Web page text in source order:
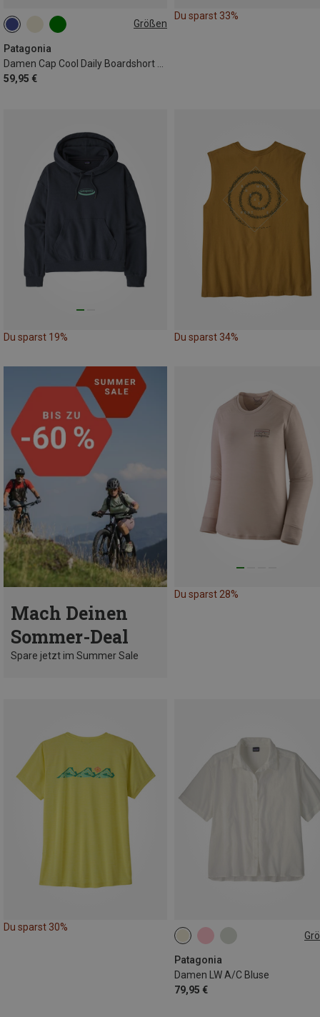
Größen
Patagonia
59,95 €
XS M
Du sparst 33%
Du sparst 19% Du sparst 34%
Mach Deinen
Sommer-Deal
Spare jetzt im Summer Sale
Du sparst 28%
Du sparst 30%
Patagonia
Damen LW A/C Bluse
79,95 €
S M L